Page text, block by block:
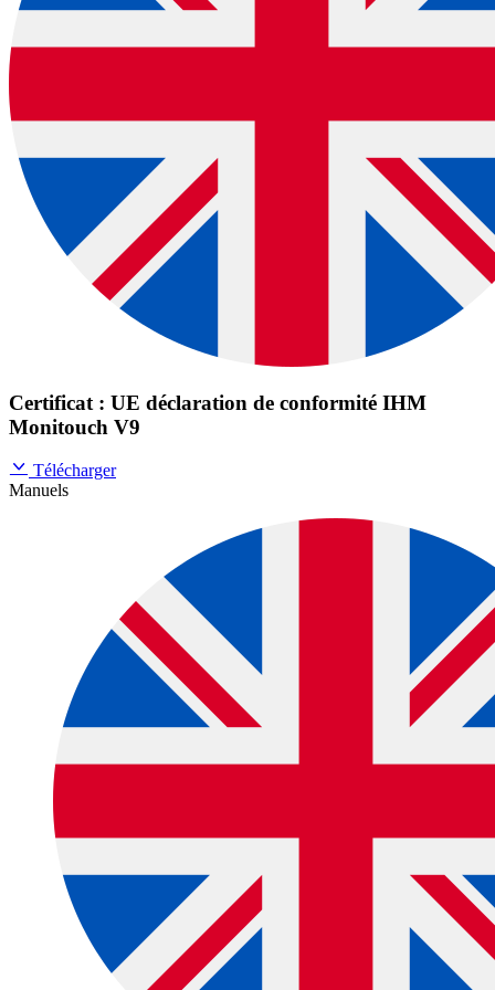
Certificat : UE déclaration de conformité IHM
Monitouch V9
Télécharger
Manuels